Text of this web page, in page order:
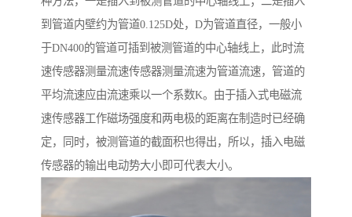
到管道内壁约为管道0.125D处，D为管道直径，一般小
于DN400的管道可插到被测管道的中心轴线上，此时流
速传感器测量流速传感器测量流速为管道流速，管道的
平均流速应由流速乘以一个系数K。由于插入式电磁流
速传感器工作磁场强度和两电极的距离在制造时已经确
定，同时，被测管道的截面积也得出，所以，插入电磁
传感器的输出电动势大小即可代表大小。